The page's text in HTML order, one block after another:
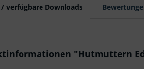
/ verfügbare Downloads
"Hutmuttern